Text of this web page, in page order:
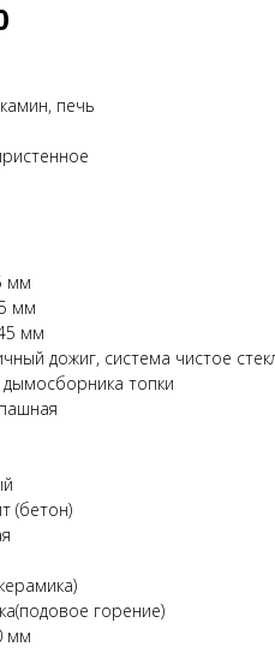
печь
мм
мм
мм
дожиг, система чистое
топки
(бетон)
горение)
мм